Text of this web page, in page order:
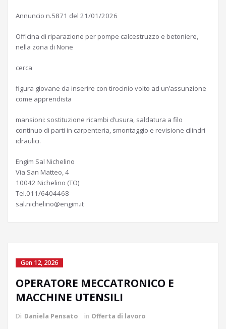
Annuncio n.5871 del 21/01/2026
Officina di riparazione per pompe calcestruzzo e betoniere,
nella zona di None
cerca
figura giovane da inserire con tirocinio volto ad un’assunzione
come apprendista
mansioni: sostituzione ricambi d’usura, saldatura a filo
continuo di parti in carpenteria, smontaggio e revisione cilindri
idraulici.
Engim Sal Nichelino
Via San Matteo, 4
10042 Nichelino (TO)
Tel.011/6404468
sal.nichelino@engim.it
Gen 12, 2026
OPERATORE MECCATRONICO E
MACCHINE UTENSILI
Di Daniela Pensato in Offerta di lavoro